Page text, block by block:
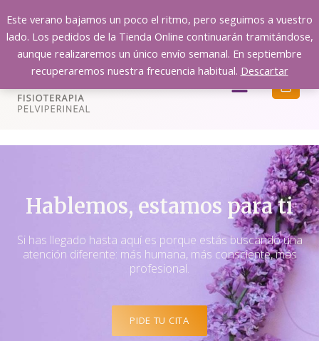
Este verano bajamos un poco el ritmo, pero seguimos a vuestro
lado. Los pedidos de la Tienda Online continuarán tramitándose,
aunque realizaremos un único envío semanal. En septiembre
recuperaremos nuestra frecuencia habitual. Descartar
contenido
Menú
Hablemos, estamos para ti
Si has llegado hasta aquí es porque estás buscando una
atención diferente: más humana, más consciente, más
profesional.
PIDE TU CITA